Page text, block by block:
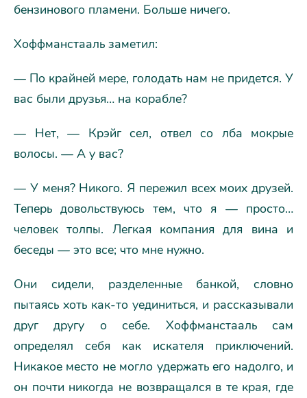
бензинового пламени. Больше ничего.
Хоффманстааль заметил:
— По крайней мере, голодать нам не придется. У
вас были друзья… на корабле?
— Нет, — Крэйг сел, отвел со лба мокрые
волосы. — А у вас?
— У меня? Никого. Я пережил всех моих друзей.
Теперь довольствуюсь тем, что я — просто…
человек толпы. Легкая компания для вина и
беседы — это все; что мне нужно.
Они сидели, разделенные банкой, словно
пытаясь хоть как-то уединиться, и рассказывали
друг другу о себе. Хоффманстааль сам
определял себя как искателя приключений.
Никакое место не могло удержать его надолго, и
он почти никогда не возвращался в те края, где